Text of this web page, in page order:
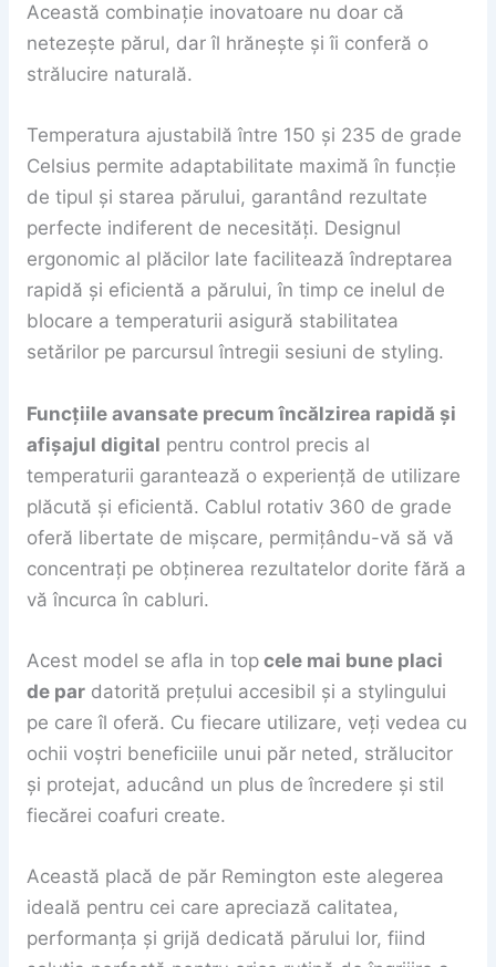
Această combinație inovatoare nu doar că
netezește părul, dar îl hrănește și îi conferă o
strălucire naturală.
Temperatura ajustabilă între 150 și 235 de grade
Celsius permite adaptabilitate maximă în funcție
de tipul și starea părului, garantând rezultate
perfecte indiferent de necesități. Designul
ergonomic al plăcilor late facilitează îndreptarea
rapidă și eficientă a părului, în timp ce inelul de
blocare a temperaturii asigură stabilitatea
setărilor pe parcursul întregii sesiuni de styling.
Funcțiile avansate precum încălzirea rapidă și
afișajul digital pentru control precis al
temperaturii garantează o experiență de utilizare
plăcută și eficientă. Cablul rotativ 360 de grade
oferă libertate de mișcare, permițându-vă să vă
concentrați pe obținerea rezultatelor dorite fără a
vă încurca în cabluri.
Acest model se afla in topcele mai bune placi
de pardatorită prețului accesibil și a stylingului
pe care îl oferă. Cu fiecare utilizare, veți vedea cu
ochii voștri beneficiile unui păr neted, strălucitor
și protejat, aducând un plus de încredere și stil
fiecărei coafuri create.
Această placă de păr Remington este alegerea
ideală pentru cei care apreciază calitatea,
performanța și grijă dedicată părului lor, fiind